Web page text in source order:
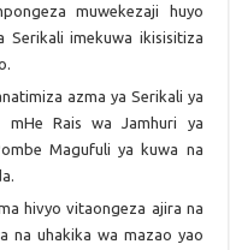
muwekezaji huyo
Serikali imekuwa ikisisitiza
azma ya Serikali ya
mHe Rais wa Jamhuri ya
Magufuli ya kuwa na
hivyo vitaongeza ajira na
na uhakika wa mazao yao